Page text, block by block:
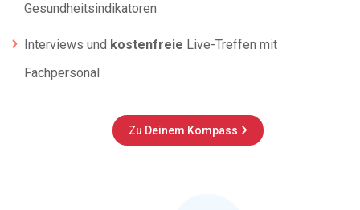
Gesundheitsindikatoren
Interviews und kostenfreie Live-Treffen mit
Fachpersonal
Zu Deinem Kompass 